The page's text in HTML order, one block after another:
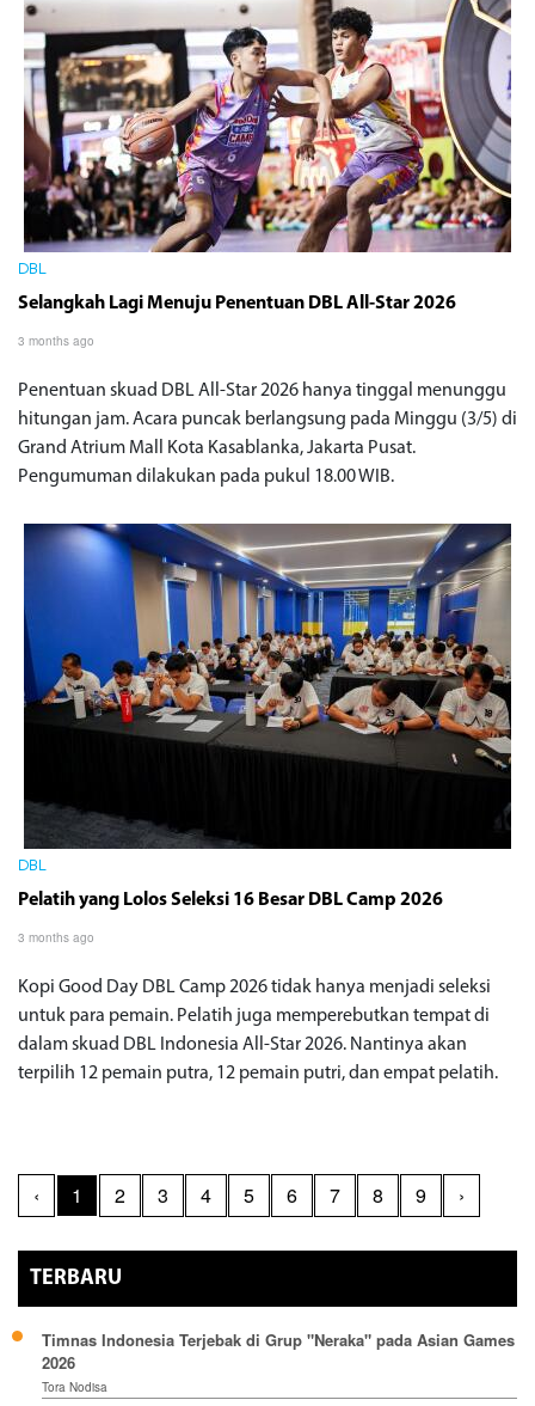
DBL
Selangkah Lagi Menuju Penentuan DBL All-Star 2026
3 months ago
Penentuan skuad DBL All-Star 2026 hanya tinggal menunggu
hitungan jam. Acara puncak berlangsung pada Minggu (3/5) di
Grand Atrium Mall Kota Kasablanka, Jakarta Pusat.
Pengumuman dilakukan pada pukul 18.00 WIB.
DBL
Pelatih yang Lolos Seleksi 16 Besar DBL Camp 2026
3 months ago
Kopi Good Day DBL Camp 2026 tidak hanya menjadi seleksi
untuk para pemain. Pelatih juga memperebutkan tempat di
dalam skuad DBL Indonesia All-Star 2026. Nantinya akan
terpilih 12 pemain putra, 12 pemain putri, dan empat pelatih.
‹ 1 2 3 4 5 6 7 8 9 ›
TERBARU
Timnas Indonesia Terjebak di Grup "Neraka" pada Asian Games
2026
Tora Nodisa